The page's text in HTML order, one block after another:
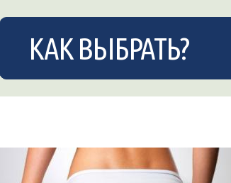
КАК ВЫБРАТЬ?